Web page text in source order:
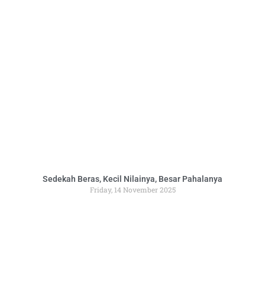
Sedekah Beras, Kecil Nilainya, Besar Pahalanya
Friday, 14 November 2025